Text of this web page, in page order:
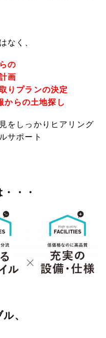
なく、
の
画
りプランの決定
らの土地探し
をしっかりヒ アリング
サポート
・・
、